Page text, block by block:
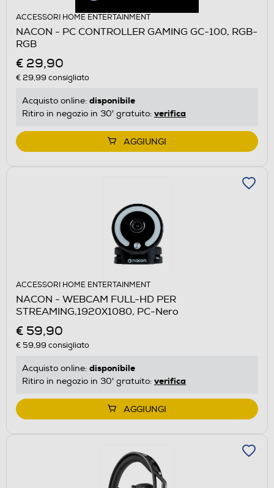
ACCESSORI HOME ENTERTAINMENT
NACON - PC CONTROLLER GAMING GC-100, RGB-
RGB
€ 29,90
€ 29,99 consigliato
Acquisto online: disponibile
Ritiro in negozio in 30' gratuito: verifica
AGGIUNGI
ACCESSORI HOME ENTERTAINMENT
NACON - WEBCAM FULL-HD PER
STREAMING,1920X1080, PC-Nero
€ 59,90
€ 59,99 consigliato
Acquisto online: disponibile
Ritiro in negozio in 30' gratuito: verifica
AGGIUNGI